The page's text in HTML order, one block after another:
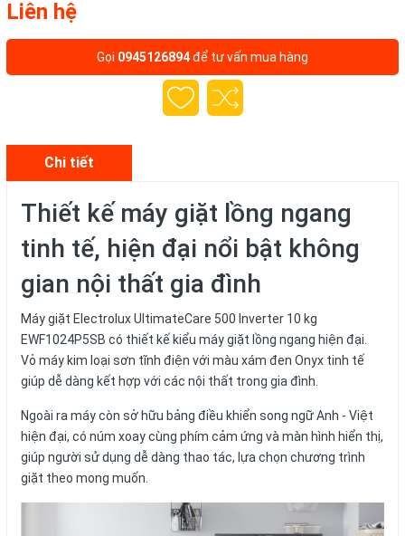
Liên hệ
Gọi 0945126894để tư vấn mua hàng
Chi tiết
Thiết kế máy giặt lồng ngang
tinh tế, hiện đại nổi bật không
gian nội thất gia đình
Máy giặt Electrolux UltimateCare 500 Inverter 10 kg
EWF1024P5SB có thiết kế kiểu máy giặt lồng ngang hiện đại.
Vỏ máy kim loại sơn tĩnh điện với màu xám đen Onyx tinh tế
giúp dễ dàng kết hợp với các nội thất trong gia đình.
Ngoài ra máy còn sở hữu bảng điều khiển song ngữ Anh - Việt
hiện đại, có núm xoay cùng phím cảm ứng và màn hình hiển thị,
giúp người sử dụng dễ dàng thao tác, lựa chọn chương trình
giặt theo mong muốn.